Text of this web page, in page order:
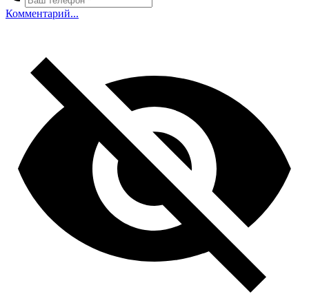
Комментарий...